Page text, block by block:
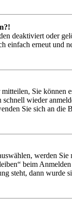
deaktiviert oder
einfach erneut und
Sie können
wieder
Sie sich an die
werden
beim
steht, dann wurde